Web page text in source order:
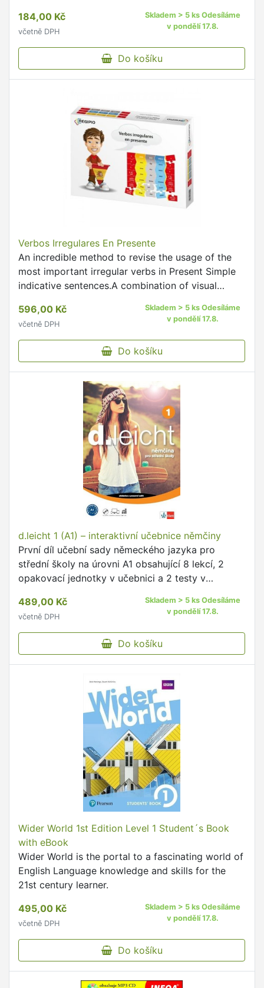
184,00 Kč
včetně DPH
Skladem > 5 ks Odesíláme
v pondělí 17.8.
Do košíku
Verbos Irregulares En Presente
An incredible method to revise the usage of the
most important irregular verbs in Present Simple
indicative sentences.A combination of visual
playing with the …
596,00 Kč
včetně DPH
Skladem > 5 ks Odesíláme
v pondělí 17.8.
Do košíku
d.leicht 1 (A1) – interaktivní učebnice němčiny
První díl učební sady německého jazyka pro
střední školy na úrovni A1 obsahující 8 lekcí, 2
opakovací jednotky v učebnici a 2 testy v
489,00 Kč
včetně DPH
Skladem > 5 ks Odesíláme
v pondělí 17.8.
Do košíku
Wider World 1st Edition Level 1 Student´s Book
with eBook
Wider World is the portal to a fascinating world of
English Language knowledge and skills for the
21st century learner.
495,00 Kč
včetně DPH
Skladem > 5 ks Odesíláme
v pondělí 17.8.
Do košíku